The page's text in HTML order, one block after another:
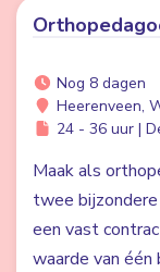
Nog 8 dagen
Heerenveen,
24 - 36 uur |
Maak als
twee
een vast
waarde van één